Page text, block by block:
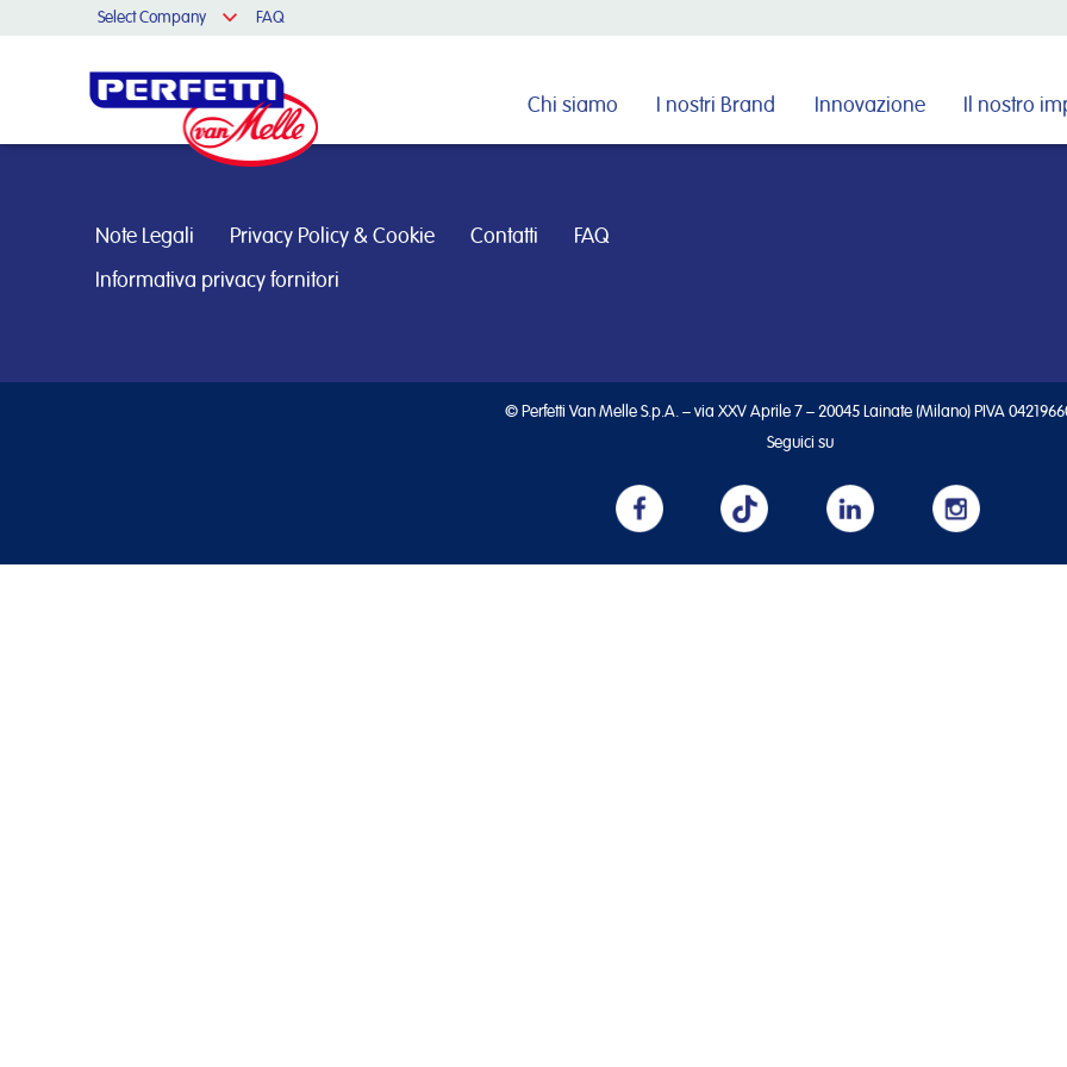
Select Company FAQ
Chi siamo I nostri Brand Innovazione Il nostro
Cerca nel sito
Note Legali Privacy Policy & Cookie Contatti FAQ
Informativa privacy fornitori
© Perfetti Van Melle S.p.A. – via XXV Aprile 7 – 20045 Lainate (Milano) PIVA
Seguici su